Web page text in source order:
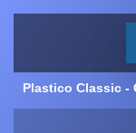
Plastico Classic -